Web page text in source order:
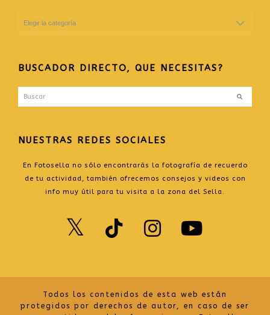
BUSCADOR DIRECTO, QUE NECESITAS?
Buscar
NUESTRAS REDES SOCIALES
En Fotosella no sólo encontrarás la fotografía de recuerdo
de tu actividad, también ofrecemos consejos y videos con
info muy útil para tu visita a la zona del Sella.
Twitter
TikTok
Todos los contenidos de esta web están
protegidos por derechos de autor, en caso de ser